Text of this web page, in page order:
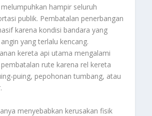
hampir seluruh
publik. Pembatalan penerbangan
karena kondisi bandara yang
yang terlalu kencang.
kereta api utama mengalami
rute karena rel kereta
puing, pepohonan tumbang, atau
menyebabkan kerusakan fisik